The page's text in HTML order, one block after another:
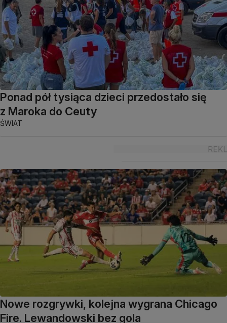
Ponad pół tysiąca dzieci przedostało się
z Maroka do Ceuty
ŚWIAT
Nowe rozgrywki, kolejna wygrana Chicago
Fire. Lewandowski bez gola